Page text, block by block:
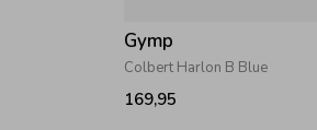
Gymp
Colbert Harlon B Blue
169,95